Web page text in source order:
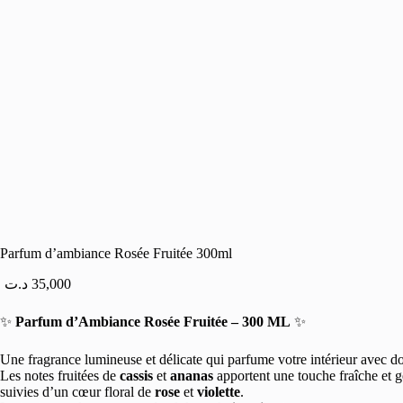
Parfum d’ambiance Rosée Fruitée 300ml
35,000 د.ت
✨ Parfum d’Ambiance Rosée Fruitée – 300 ML ✨
Une fragrance lumineuse et délicate qui parfume votre intérieur avec
Les notes fruitées de cassis et ananas apportent une touche fraîche et
suivies d’un cœur floral de rose et violette.